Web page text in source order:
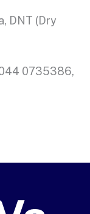
DNT (Dry
0735386,